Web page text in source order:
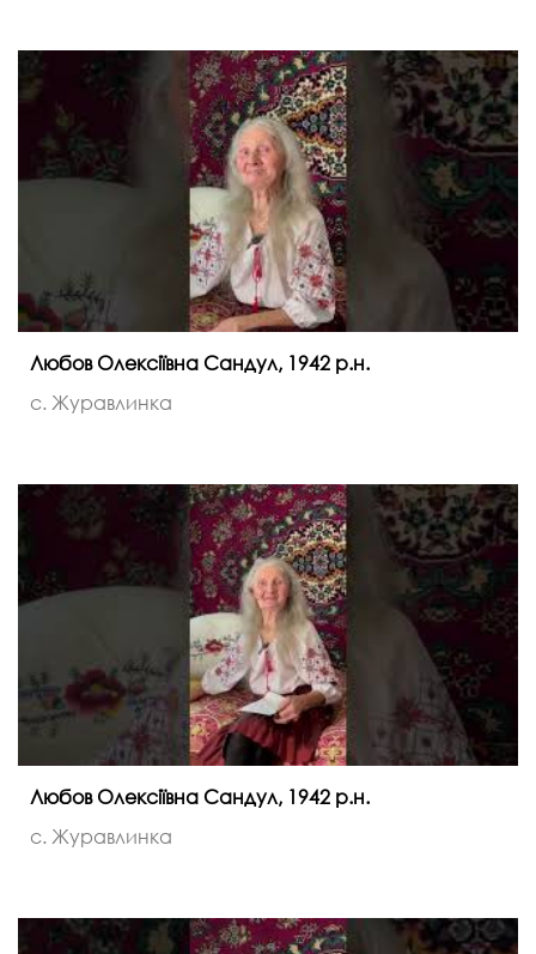
Любов Олексіївна Сандул, 1942 р.н.
с. Журавлинка
Любов Олексіївна Сандул, 1942 р.н.
с. Журавлинка